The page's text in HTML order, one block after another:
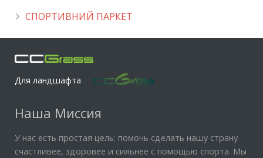
СПОРТИВНИЙ ПАРКЕТ
Для ландшафта
Наша Миссия
У нас есть простая цель: помочь сделать нашу страну
счастливее, здоровее и сильнее с помощью спорта. Мы